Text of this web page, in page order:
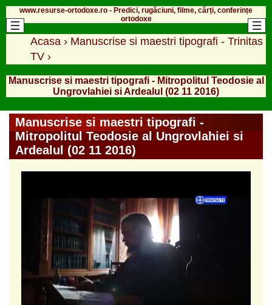
www.resurse-ortodoxe.ro - Predici, rugăciuni, filme, cărți, conferințe
ortodoxe
Acasa › Manuscrise si maestri tipografi - Trinitas
TV ›
Manuscrise si maestri tipografi - Mitropolitul Teodosie al
Ungrovlahiei si Ardealul (02 11 2016)
Manuscrise si maestri tipografi -
Mitropolitul Teodosie al Ungrovlahiei si
Ardealul (02 11 2016)